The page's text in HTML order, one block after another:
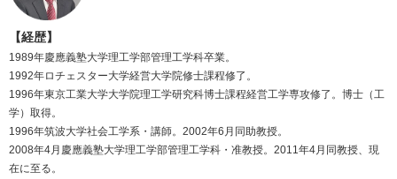
【経歴】
1989年慶應義塾大学理工学部管理工学科卒業。
1992年ロチェスター大学経営大学院修士課程修了。
1996年東京工業大学大学院理工学研究科博士課程経営工学専攻修了。博士（工
学）取得。
1996年筑波大学社会工学系・講師。2002年6月同助教授。
2008年4月慶應義塾大学理工学部管理工学科・准教授。2011年4月同教授、現
在に至る。